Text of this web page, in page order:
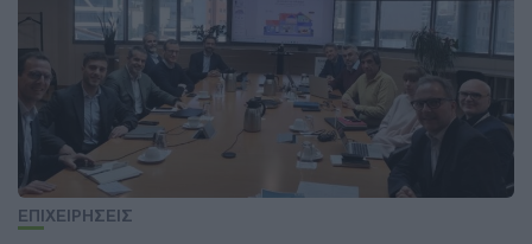
ΕΠΙΧΕΙΡΗΣΕΙΣ